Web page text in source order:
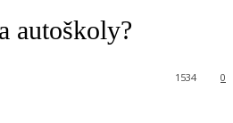
autoškoly?
0
1534